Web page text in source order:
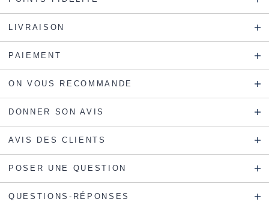
LIVRAISON
PAIEMENT
ON VOUS RECOMMANDE
DONNER SON AVIS
AVIS DES CLIENTS
POSER UNE QUESTION
QUESTIONS-RÉPONSES